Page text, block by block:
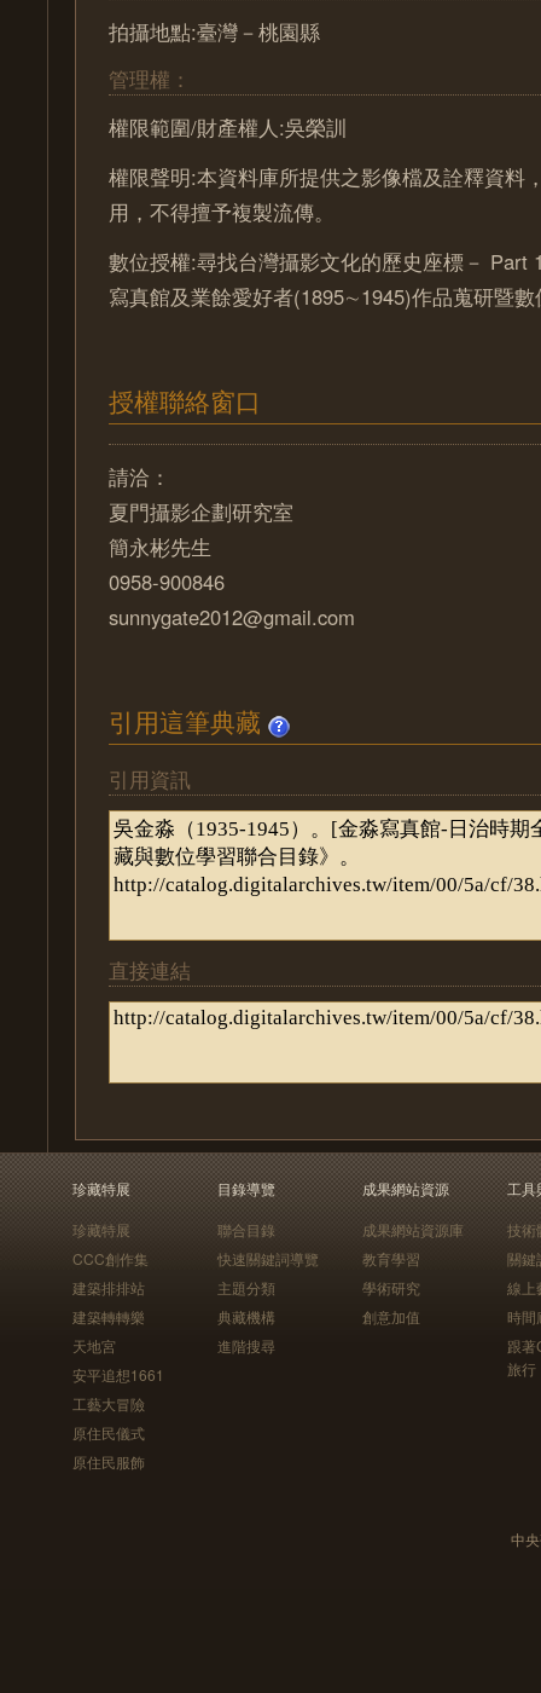
拍攝地點:臺灣－桃園縣
管理權：
權限範圍/財產權人:吳榮訓
權限聲明:本資料庫所提供之影像檔及詮釋資料
用，不得擅予複製流傳。
數位授權:尋找台灣攝影文化的歷史座標－ Part
寫真館及業餘愛好者(1895∼1945)作品蒐研暨
授權聯絡窗口
請洽：
夏門攝影企劃研究室
簡永彬先生
0958-900846
sunnygate2012@gmail.com
引用這筆典藏
引用資訊
直接連結
珍藏特展
珍藏特展
CCC創作集
建築排排站
建築轉轉樂
天地宮
安平追想1661
工藝大冒險
原住民儀式
原住民服飾
目錄導覽
聯合目錄
快速關鍵詞導覽
主題分類
典藏機構
進階搜尋
成果網站資源
成果網站資源庫
教育學習
學術研究
創意加值
工具
技術
關鍵
線上
時間
跟
旅行
中